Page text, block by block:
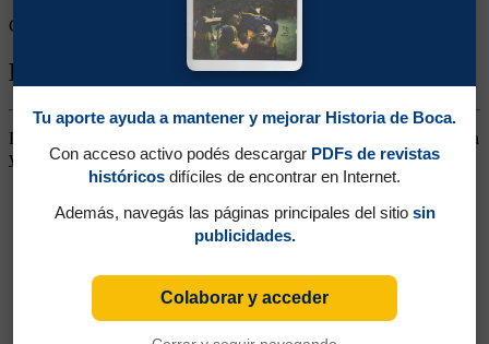
Goles rivales:
Biografía de Alfredo Santiago Gáspari
Puntero Derecho. Llegó desde Chacarita. Se destacó por su potencia
y capacidad goleadora. En 1939 pasó a Atlanta, regresando en 1941
Tu aporte ayuda a mantener y mejorar Historia de Boca.
Con acceso activo podés descargar PDFs de revistas
históricos difíciles de encontrar en Internet.
Además, navegás las páginas principales del sitio sin
publicidades.
Colaborar y acceder